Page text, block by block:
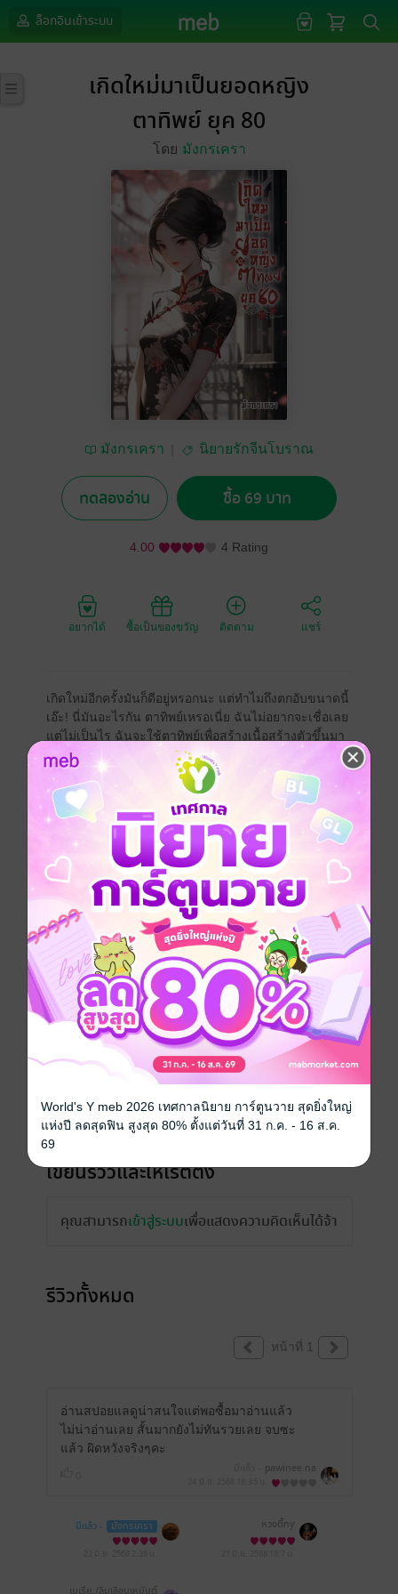
ล็อกอินเข้าระบบ
เกิดใหม่มาเป็นยอดหญิง
ตาทิพย์ ยุค 80
โดย มังกรเครา
มังกรเครา นิยายรักจีนโบราณ
ทดลองอ่าน ซื้อ 69 บาท
4.00 4 Rating
อยากได้ ซื้อเป็นของขวัญ ติดตาม แชร์
เกิดใหม่อีกครั้งมันก็ดีอยู่หรอกนะ แต่ทำไมถึงตกอับขนาดนี้
เอ๊ะ! นี่มันอะไรกัน ตาทิพย์เหรอเนี่ย ฉันไม่อยากจะเชื่อเลย
แต่ไม่เป็นไร ฉันจะใช้ตาทิพย์เพื่อสร้างเนื้อสร้างตัวขึ้นมา
ให้ได้เลย
จีนโบราณ ย้อนยุค/พีเรียด เกิดใหม่
ประเภทไฟล์ pdf, epub
วันที่วางขาย 21 มิถุนายน 2568
ความยาว 129 หน้า (≈ 16,497 คำ)
เรื่องที่คุณน่าจะสนใจ
เขียนรีวิวและให้เรตติ้ง
คุณสามารถเข้าสู่ระบบเพื่อแสดงความคิดเห็นได้จ้า
รีวิวทั้งหมด
หน้าที่ 1
อ่านสปอยแลดูน่าสนใจแต่พอซื้อมาอ่านแล้ว
ไม่น่าอ่านเลย สั้นมากยังไม่ทันรวยเลย จบซะ
แล้ว ผิดหวังจริงๆคะ
pawinee.na
มีแล้ว - มังกรเครา หวงตี้ny
เมเธีย./ลืมเลือน​เหมันต์​
World's Y meb 2026 เทศกาลนิยาย การ์ตูนวาย สุดยิ่งใหญ่
แห่งปี ลดสุดฟิน สูงสุด 80% ตั้งแต่วันที่ 31 ก.ค. - 16 ส.ค.
69